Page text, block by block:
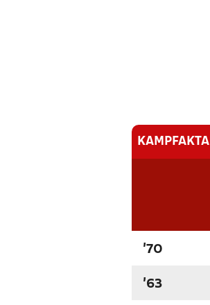
KAMPFAKTA
'70
'63